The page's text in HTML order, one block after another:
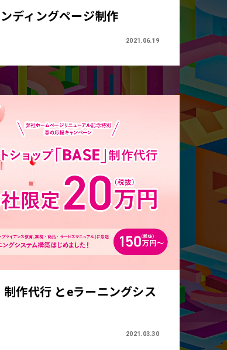
ディングページ制作
2021.06.19
作代行 とeラーニングシス
2021.03.30